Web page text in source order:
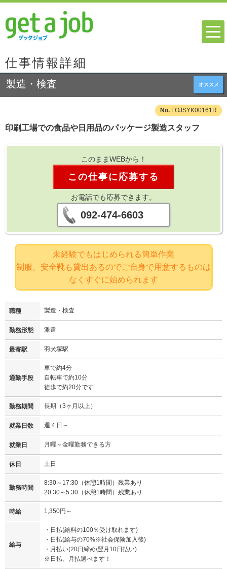
仕事情報詳細
オススメ
製造・検査
FOJSYK00161R
印刷工場での食品や日用品のパッケージ製造スタッフ
このままWEBから！
この仕事に応募する
お電話でも応募できます。
092-474-6603
未経験でもはじめられる簡単作業
制服、安全靴も貸出あるのでご自身で用意するものは
なくすぐに始められます
職種 製造・検査
勤務形態 派遣
最寄駅 羽犬塚駅
通勤手段
車で約4分
自転車で約10分
徒歩で約20分です
勤務期間 長期（3ヶ月以上）
就業日数 週４日～
就業日 月曜～金曜勤務できる方
休日 土日
勤務時間
8:30～17:30（休憩1時間）残業あり
20:30～5:30（休憩1時間）残業あり
時給 1,350円～
給与
・日払(給料の100％受け取れます)
・日払(給与の70%※社会保険加入後)
・月払い(20日締め/翌月10日払い)
※日払、月払選べます！